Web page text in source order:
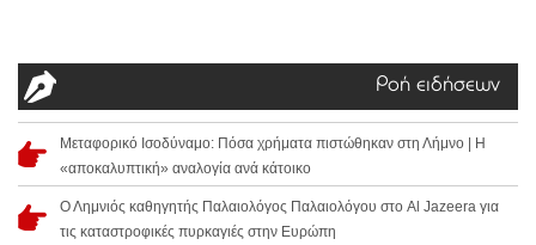
Ροή ειδήσεων
Μεταφορικό Ισοδύναμο: Πόσα χρήματα πιστώθηκαν στη Λήμνο | Η
«αποκαλυπτική» αναλογία ανά κάτοικο
Ο Λημνιός καθηγητής Παλαιολόγος Παλαιολόγου στο Al Jazeera για
τις καταστροφικές πυρκαγιές στην Ευρώπη